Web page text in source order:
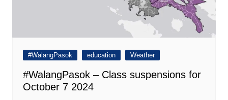
#WalangPasok education Weather
#WalangPasok – Class suspensions for
October 7 2024